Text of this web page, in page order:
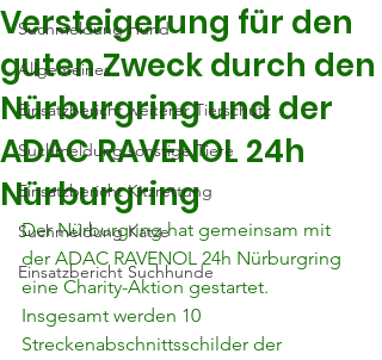
Suchmeldung Hund
Allgemeines
Einsatzbericht weiterer Tierschutz
Suchmeldung sonstige Tiere
Einsatzbericht Kitzrettung
Suchmeldung Katze
Einsatzbericht Suchhunde
Versteigerung für den
guten Zweck durch den
Nürburgring und der
ADAC RAVENOL 24h
Nürburgring
Der Nürburgring hat gemeinsam mit
der ADAC RAVENOL 24h Nürburgring
eine Charity-Aktion gestartet.
Insgesamt werden 10
Streckenabschnittsschilder der